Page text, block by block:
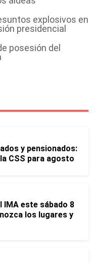
explosivos en
presidencial
posesión del
y pensionados:
CSS para agosto
este sábado 8
los lugares y